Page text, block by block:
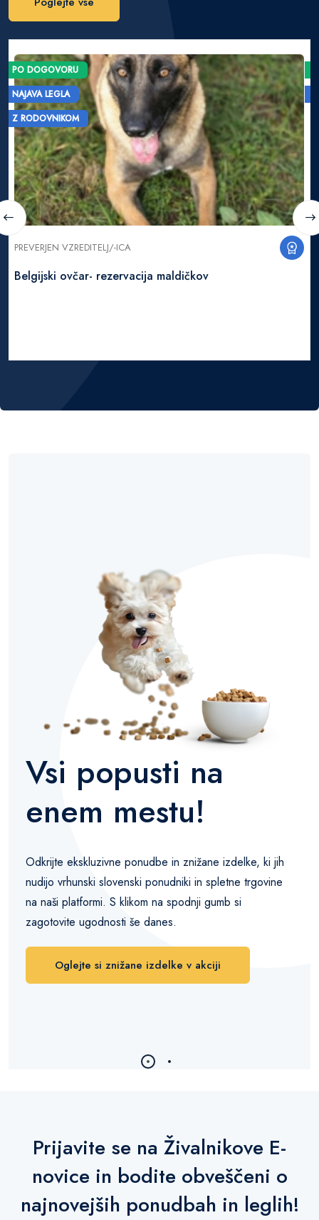
PO DOGOVORU
NAJAVA LEGLA
Z RODOVNIKOM
PREVERJEN VZREDITELJ/-ICA
Belgijski ovčar- rezervacija maldičkov
Vsi popusti na
enem mestu!
Odkrijte ekskluzivne ponudbe in znižane izdelke, ki jih
nudijo vrhunski slovenski ponudniki in spletne trgovine
na naši platformi. S klikom na spodnji gumb si
zagotovite ugodnosti še danes.
Oglejte si znižane izdelke v akciji
Prijavite se na Živalnikove E-
novice in bodite obveščeni o
najnovejših ponudbah in leglih!